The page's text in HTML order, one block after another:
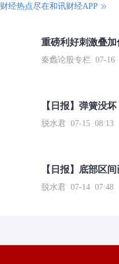
财经热点尽在和讯财经APP
重磅利好刺激叠
秦蠡论股专栏 07-16
【日报】弹簧没
脱水君 07-15 08:13
【日报】底部区
脱水君 07-14 07:48